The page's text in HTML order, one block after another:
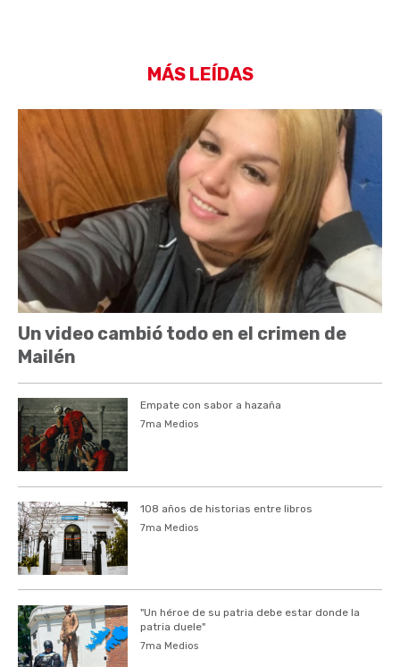
MÁS LEÍDAS
Un video cambió todo en el crimen de
Mailén
Empate con sabor a hazaña
7ma Medios
108 años de historias entre libros
7ma Medios
"Un héroe de su patria debe estar donde la
patria duele"
7ma Medios